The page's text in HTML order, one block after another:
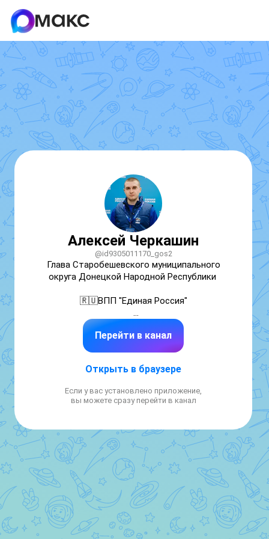
Алексей Черкашин
@id9305011170_gos2
Глава Старобешевского муниципального
округа Донецкой Народной Республики
🇷🇺ВПП "Единая Россия"
Записаться на прием можно по телефонам:
+7 (856) 532 13 32
Перейти в канал
Открыть в браузере
Если у вас установлено приложение,
вы можете сразу перейти в канал